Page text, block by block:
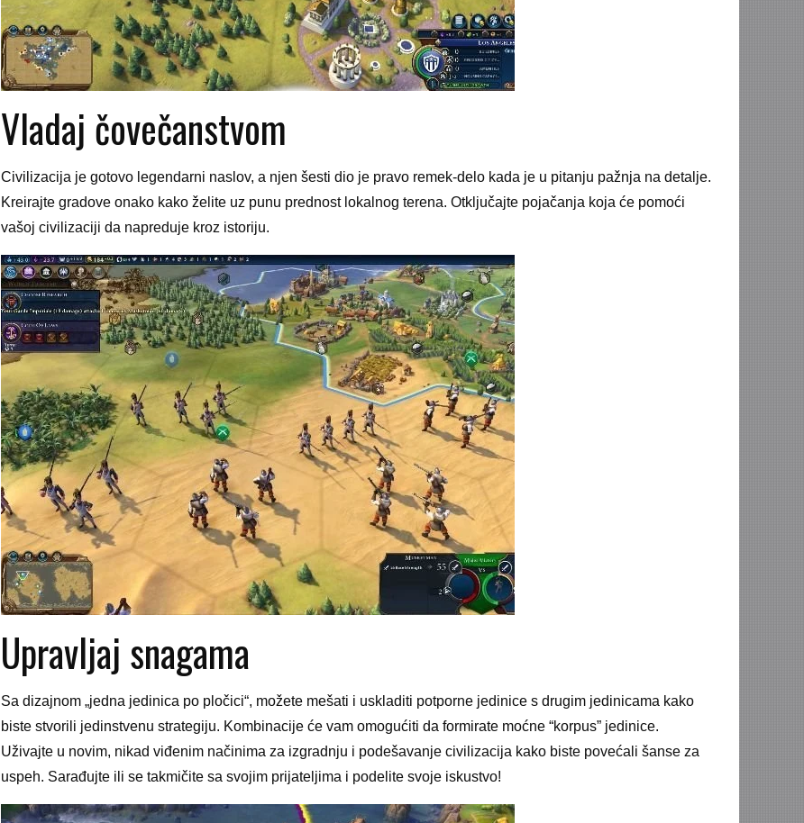
Vladaj čovečanstvom
Civilizacija je gotovo legendarni naslov, a njen šesti dio je pravo remek-delo kada je u pitanju pažnja na detalje.
Kreirajte gradove onako kako želite uz punu prednost lokalnog terena. Otključajte pojačanja koja će pomoći
vašoj civilizaciji da napreduje kroz istoriju.
Upravljaj snagama
Sa dizajnom „jedna jedinica po pločici“, možete mešati i uskladiti potporne jedinice s drugim jedinicama kako
biste stvorili jedinstvenu strategiju. Kombinacije će vam omogućiti da formirate moćne “korpus” jedinice.
Uživajte u novim, nikad viđenim načinima za izgradnju i podešavanje civilizacija kako biste povećali šanse za
uspeh. Sarađujte ili se takmičite sa svojim prijateljima i podelite svoje iskustvo!